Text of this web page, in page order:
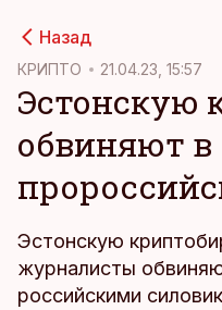
Назад
КРИПТО 21.04.23, 15:57
Эстонскую
обвиняют в
Эстонскую
журналисты
российскими